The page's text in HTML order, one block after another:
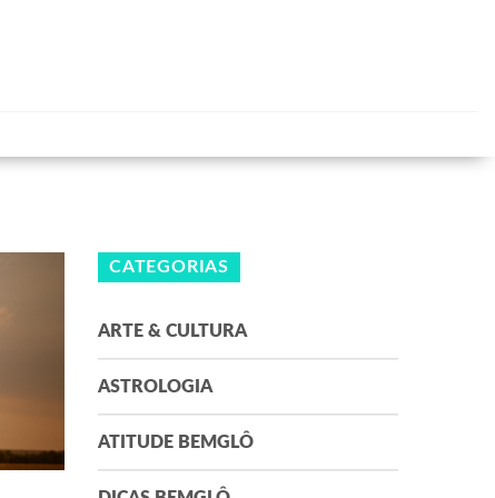
CATEGORIAS
ARTE & CULTURA
ASTROLOGIA
ATITUDE BEMGLÔ